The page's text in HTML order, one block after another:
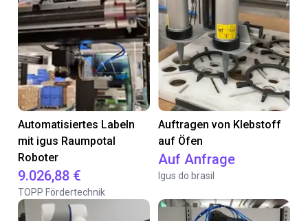
Automatisiertes Labeln
mit igus Raumpotal
Roboter
9.026,88 €
TOPP Fördertechnik
Auftragen von Klebstoff
auf Öfen
Auf Anfrage
Igus do brasil